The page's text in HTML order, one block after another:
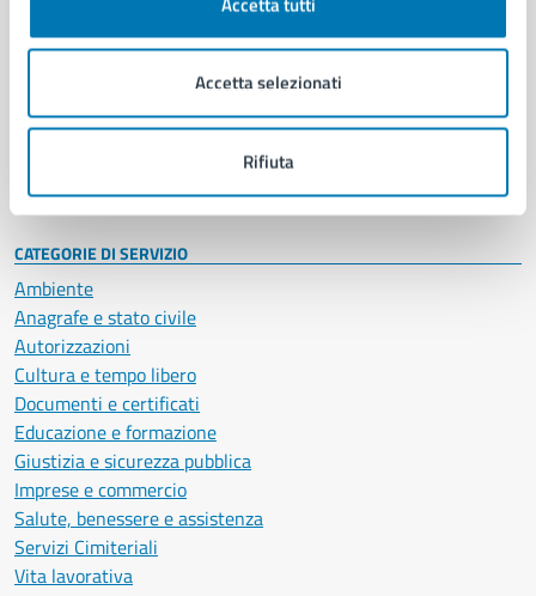
Accetta selezionati
Rifiuta
Enti e fondazioni
Personale amministrativo
Intranet, posta aziendale e protocollo
CATEGORIE DI SERVIZIO
Ambiente
Anagrafe e stato civile
Autorizzazioni
Cultura e tempo libero
Documenti e certificati
Educazione e formazione
Giustizia e sicurezza pubblica
Imprese e commercio
Salute, benessere e assistenza
Servizi Cimiteriali
Vita lavorativa